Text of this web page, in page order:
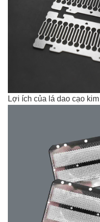
Lợi ích của lá dao cạo